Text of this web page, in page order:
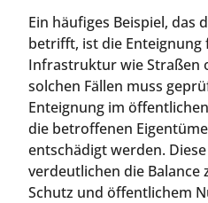
Ein häufiges Beispiel, das
betrifft, ist die
Infrastruktur wie Straßen
solchen Fällen muss
Enteignung im
die betroffenen
entschädigt werden.
verdeutlichen die Balance
Schutz und öffentlichem